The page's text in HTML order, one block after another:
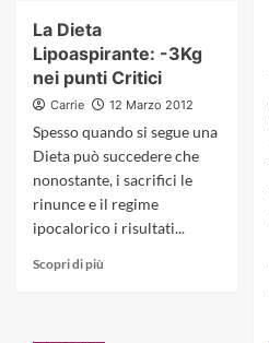
Ti
Aiuta
a
La Dieta
Lipoaspirante: -3Kg
nei punti Critici
Carrie 12 Marzo 2012
Spesso quando si segue una
Dieta può succedere che
nonostante, i sacrifici le
rinunce e il regime
ipocalorico i risultati...
Scopri di più